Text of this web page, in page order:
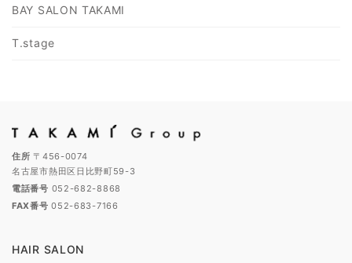
BAY SALON TAKAMI
T.stage
住所 〒456-0074
名古屋市熱田区日比野町59-3
電話番号 052-682-8868
FAX番号 052-683-7166
HAIR SALON